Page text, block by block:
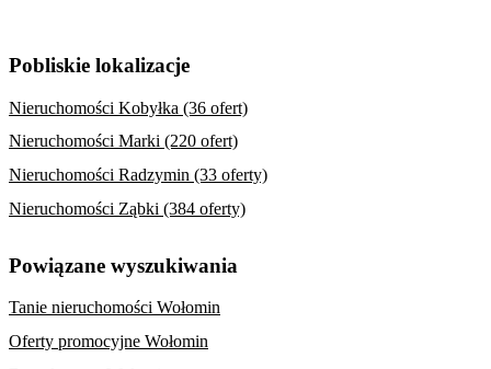
Pobliskie lokalizacje
Nieruchomości Kobyłka (36 ofert)
Nieruchomości Marki (220 ofert)
Nieruchomości Radzymin (33 oferty)
Nieruchomości Ząbki (384 oferty)
Powiązane wyszukiwania
Tanie nieruchomości Wołomin
Oferty promocyjne Wołomin